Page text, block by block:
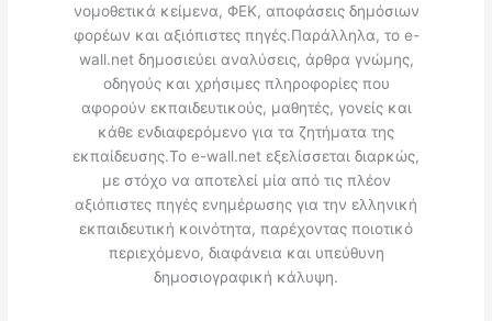
νομοθετικά κείμενα, ΦΕΚ, αποφάσεις δημόσιων
φορέων και αξιόπιστες πηγές.Παράλληλα, το e-
wall.net δημοσιεύει αναλύσεις, άρθρα γνώμης,
οδηγούς και χρήσιμες πληροφορίες που
αφορούν εκπαιδευτικούς, μαθητές, γονείς και
κάθε ενδιαφερόμενο για τα ζητήματα της
εκπαίδευσης.Το e-wall.net εξελίσσεται διαρκώς,
με στόχο να αποτελεί μία από τις πλέον
αξιόπιστες πηγές ενημέρωσης για την ελληνική
εκπαιδευτική κοινότητα, παρέχοντας ποιοτικό
περιεχόμενο, διαφάνεια και υπεύθυνη
δημοσιογραφική κάλυψη.